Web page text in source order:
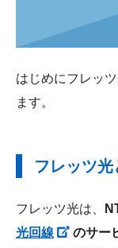
はじめにフレッ
ます。
フレッツ光
フレッツ光は、
光回線
のサー